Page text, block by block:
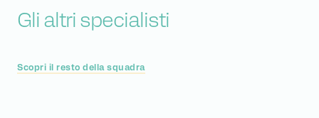
Gli altri specialisti
Scopri il resto della squadra